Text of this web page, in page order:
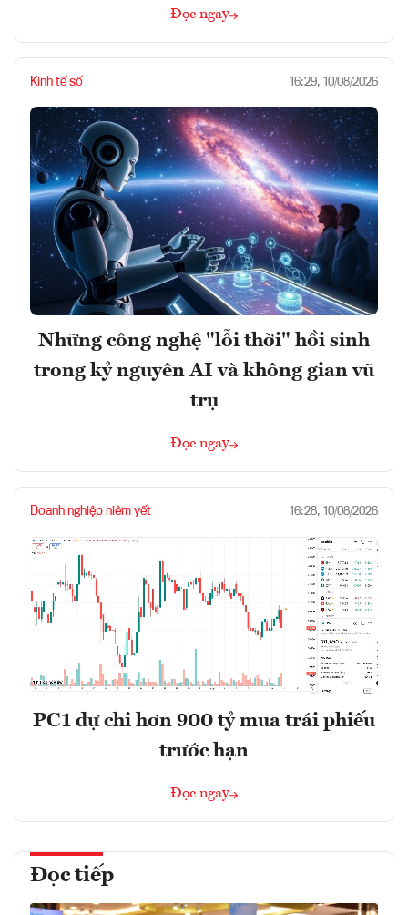
Đọc ngay
Kinh tế số 16:29, 10/08/2026
Những công nghệ "lỗi thời" hồi sinh
trong kỷ nguyên AI và không gian vũ
trụ
Đọc ngay
Doanh nghiệp niêm yết 16:28, 10/08/2026
PC1 dự chi hơn 900 tỷ mua trái phiếu
trước hạn
Đọc ngay
Đọc tiếp